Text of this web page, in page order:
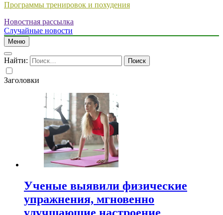
Программы тренировок и похудения
Новостная рассылка
Случайные новости
Меню
Найти:
Заголовки
Ученые выявили физические
упражнения, мгновенно